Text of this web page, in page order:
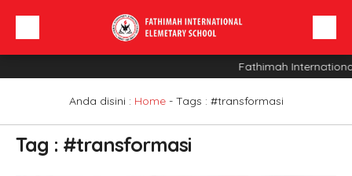
Profil Sekolah
Berita
Sarana
Fathimah
Anda disini : Home- Tags : #transformasi
Tag : #transformasi